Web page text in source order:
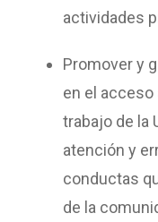
actividades
Promover y
en el acceso
trabajo de la
atención y
conductas
de la